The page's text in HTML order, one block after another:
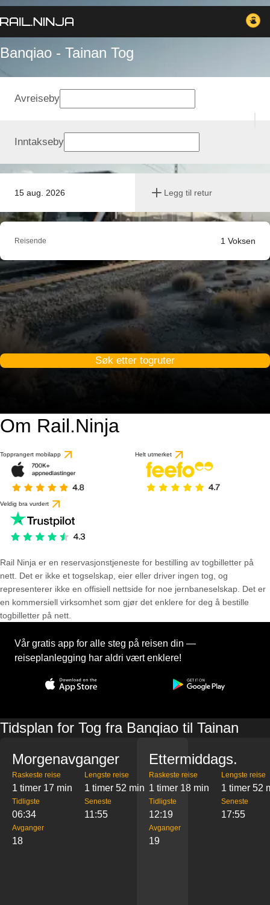
Banqiao - Tainan Tog
15 aug. 2026 Legg til retur
Avreiseby
Inntakseby
Reisende 1 Voksen
Søk etter togruter
Om Rail.Ninja
Topprangert mobilapp Helt utmerket
Veldig bra vurdert
Rail Ninja er en reservasjons­tjeneste for bestilling av togbilletter på
nett. Det er ikke et togselskap, eier eller driver ingen tog, og
representerer ikke en offisiell nettside for noe jernbaneselskap. Det er
en kommersiell virksomhet som gjør det enklere for deg å bestille
togbilletter på nett.
Vår gratis app for alle steg på reisen din —
reiseplanlegging har aldri vært enklere!
Tidsplan for Tog fra Banqiao til Tainan
Morgenavganger
Raskeste reise
1 timer 17 min
Lengste reise
1 timer 52 min
Tidligste
06:34
Seneste
11:55
Avganger
18
Ettermiddags.
Raskeste reise
1 timer 18 min
Lengste reise
1 timer 52
Tidligste
12:19
Seneste
17:55
Avganger
19